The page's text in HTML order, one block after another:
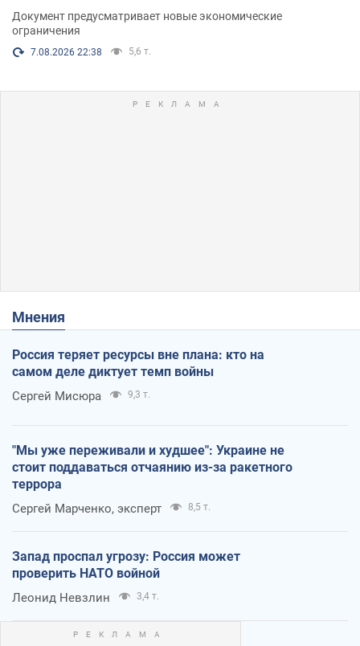
Документ предусматривает новые экономические
ограничения
7.08.2026 22:38 5,6 т.
Мнения
Россия теряет ресурсы вне плана: кто на
самом деле диктует темп войны
Сергей Мисюра 9,3 т.
"Мы уже переживали и худшее": Украине не
стоит поддаваться отчаянию из-за ракетного
террора
Сергей Марченко, эксперт 8,5 т.
Запад проспал угрозу: Россия может
проверить НАТО войной
Леонид Невзлин 3,4 т.